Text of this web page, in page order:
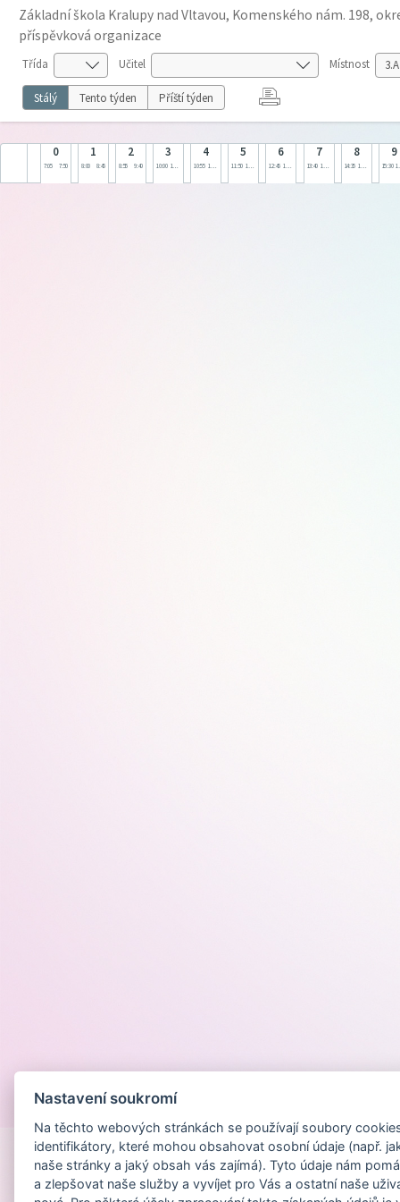
Základní škola Kralupy nad Vltavou, Komenského nám. 198,
příspěvková organizace
Třída Učitel Místnost
Stálý Tento týden Příští týden
0
7:05 7:50
1
8:00 8:45
2
8:55 9:40
3
10:00 10:45
4
10:55 11:40
5
11:50 12:35
6
12:45 13:30
7
13:40 14:25
8
14:35 15:20
9
15:30
Nastavení soukromí
Na těchto webových stránkách se používají soubory
identifikátory, které mohou obsahovat osobní údaje (např.
naše stránky a jaký obsah vás zajímá). Tyto údaje nám
a zlepšovat naše služby a vyvíjet pro Vás a ostatní naše